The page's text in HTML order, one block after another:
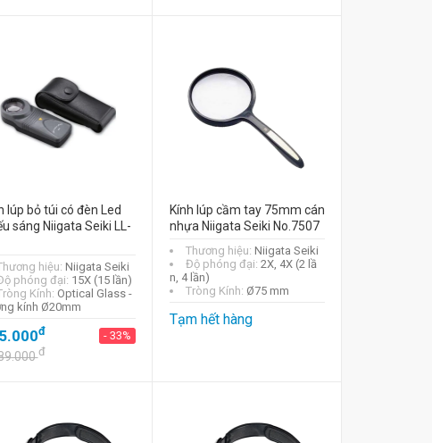
lúp bỏ túi có đèn Led
sáng Niigata Seiki LL-
hiệu: Niigata Seiki
phóng đại: 15X (15 lần)
Kính: Optical Glass -
kính Ø20mm
đ - 33%
đ
Kính lúp cầm tay 75mm cán
nhựa Niigata Seiki No.7507
Thương hiệu: Niigata Seiki
Độ phóng đại: 2X, 4X (2 lầ
n, 4 lần)
Tròng Kính: Ø75 mm
Tạm hết hàng